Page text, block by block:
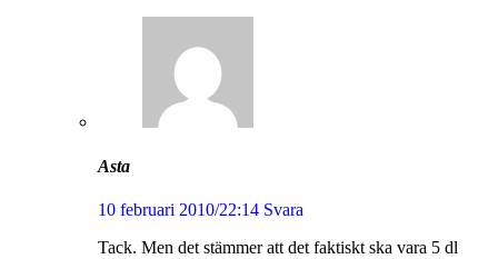
Asta
10 februari 2010/22:14 Svara
Tack. Men det stämmer att det faktiskt ska vara 5 dl